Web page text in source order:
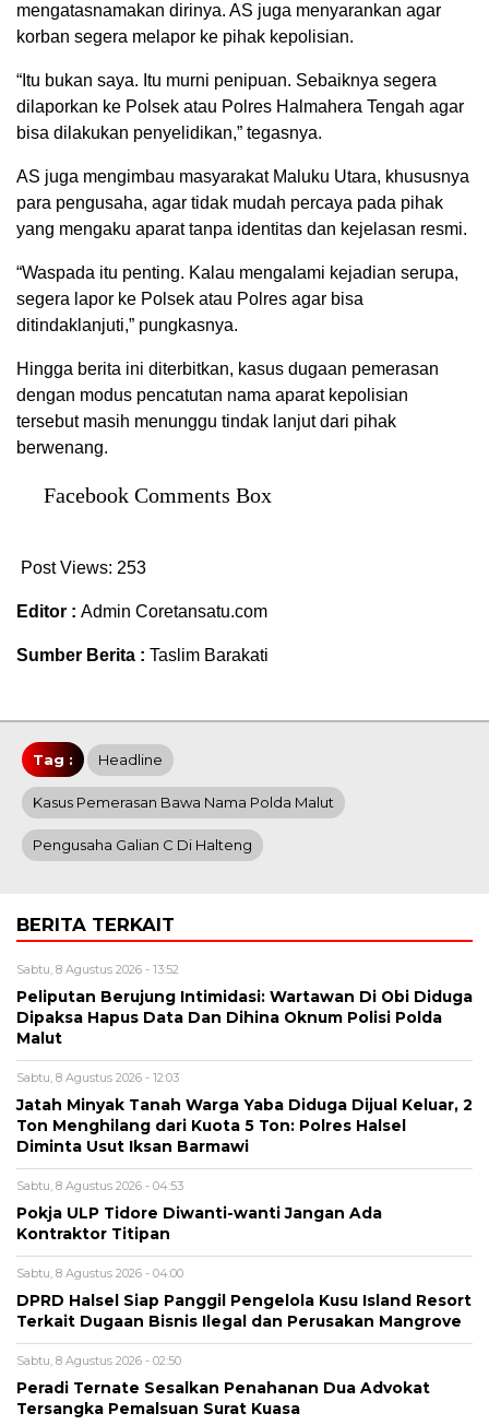
mengatasnamakan dirinya. AS juga menyarankan agar
korban segera melapor ke pihak kepolisian.
“Itu bukan saya. Itu murni penipuan. Sebaiknya segera
dilaporkan ke Polsek atau Polres Halmahera Tengah agar
bisa dilakukan penyelidikan,” tegasnya.
AS juga mengimbau masyarakat Maluku Utara, khususnya
para pengusaha, agar tidak mudah percaya pada pihak
yang mengaku aparat tanpa identitas dan kejelasan resmi.
“Waspada itu penting. Kalau mengalami kejadian serupa,
segera lapor ke Polsek atau Polres agar bisa
ditindaklanjuti,” pungkasnya.
Hingga berita ini diterbitkan, kasus dugaan pemerasan
dengan modus pencatutan nama aparat kepolisian
tersebut masih menunggu tindak lanjut dari pihak
berwenang.
Facebook Comments Box
Post Views: 253
Editor : Admin Coretansatu.com
Sumber Berita : Taslim Barakati
Tag : Headline
Kasus Pemerasan Bawa Nama Polda Malut
Pengusaha Galian C Di Halteng
BERITA TERKAIT
Sabtu, 8 Agustus 2026 - 13:52
Peliputan Berujung Intimidasi: Wartawan Di Obi Diduga
Dipaksa Hapus Data Dan Dihina Oknum Polisi Polda
Malut
Sabtu, 8 Agustus 2026 - 12:03
Jatah Minyak Tanah Warga Yaba Diduga Dijual Keluar, 2
Ton Menghilang dari Kuota 5 Ton: Polres Halsel
Diminta Usut Iksan Barmawi
Sabtu, 8 Agustus 2026 - 04:53
Pokja ULP Tidore Diwanti-wanti Jangan Ada
Kontraktor Titipan
Sabtu, 8 Agustus 2026 - 04:00
DPRD Halsel Siap Panggil Pengelola Kusu Island Resort
Terkait Dugaan Bisnis Ilegal dan Perusakan Mangrove
Sabtu, 8 Agustus 2026 - 02:50
Peradi Ternate Sesalkan Penahanan Dua Advokat
Tersangka Pemalsuan Surat Kuasa